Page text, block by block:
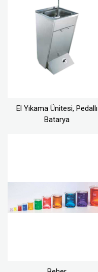
El Yıkama Ünitesi, Pedallı
Batarya